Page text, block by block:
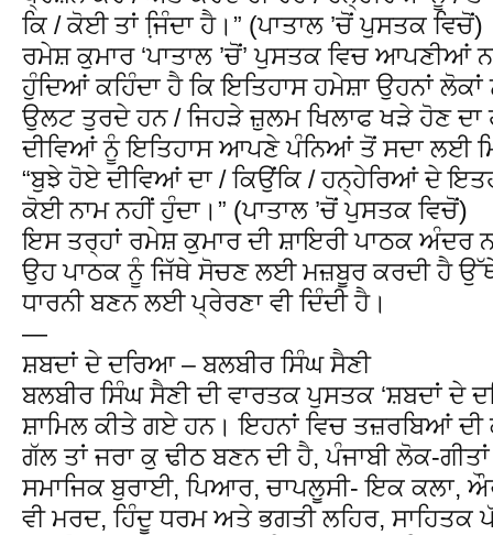
ਕਿ / ਕੋਈ ਤਾਂ ਜਿ਼ੰਦਾ ਹੈ।” (ਪਾਤਾਲ ’ਚੋਂ ਪੁਸਤਕ ਵਿਚੋਂ)
ਰਮੇਸ਼ ਕੁਮਾਰ ‘ਪਾਤਾਲ ’ਚੋਂ’ ਪੁਸਤਕ ਵਿਚ ਆਪਣੀਆਂ
ਹੁੰਦਿਆਂ ਕਹਿੰਦਾ ਹੈ ਕਿ ਇਤਿਹਾਸ ਹਮੇਸ਼ਾ ਉਹਨਾਂ
ਉਲਟ ਤੁਰਦੇ ਹਨ / ਜਿਹੜੇ ਜ਼ੁਲਮ ਖਿਲਾਫ ਖੜੇ ਹੋਣ
ਦੀਵਿਆਂ ਨੂੰ ਇਤਿਹਾਸ ਆਪਣੇ ਪੰਨਿਆਂ ਤੋਂ ਸਦਾ ਲਈ
“ਬੁਝੇ ਹੋਏ ਦੀਵਿਆਂ ਦਾ / ਕਿਉਂਕਿ / ਹਨ੍ਹੇਰਿਆਂ ਦੇ
ਕੋਈ ਨਾਮ ਨਹੀਂ ਹੁੰਦਾ।” (ਪਾਤਾਲ ’ਚੋਂ ਪੁਸਤਕ ਵਿਚੋਂ)
ਇਸ ਤਰ੍ਹਾਂ ਰਮੇਸ਼ ਕੁਮਾਰ ਦੀ ਸ਼ਾਇਰੀ ਪਾਠਕ ਅੰਦਰ
ਉਹ ਪਾਠਕ ਨੂੰ ਜਿੱਥੇ ਸੋਚਣ ਲਈ ਮਜ਼ਬੂਰ ਕਰਦੀ ਹੈ
ਧਾਰਨੀ ਬਣਨ ਲਈ ਪ੍ਰੇਰਣਾ ਵੀ ਦਿੰਦੀ ਹੈ।
—
ਸ਼ਬਦਾਂ ਦੇ ਦਰਿਆ – ਬਲਬੀਰ ਸਿੰਘ ਸੈਣੀ
ਬਲਬੀਰ ਸਿੰਘ ਸੈਣੀ ਦੀ ਵਾਰਤਕ ਪੁਸਤਕ ‘ਸ਼ਬਦਾਂ ਦੇ
ਸ਼ਾਮਿਲ ਕੀਤੇ ਗਏ ਹਨ। ਇਹਨਾਂ ਵਿਚ ਤਜ਼ਰਬਿਆਂ ਦੀ
ਗੱਲ ਤਾਂ ਜਰਾ ਕੁ ਢੀਠ ਬਣਨ ਦੀ ਹੈ, ਪੰਜਾਬੀ ਲੋਕ-
ਸਮਾਜਿਕ ਬੁਰਾਈ, ਪਿਆਰ, ਚਾਪਲੂਸੀ- ਇਕ ਕਲਾ,
ਵੀ ਮਰਦ, ਹਿੰਦੂ ਧਰਮ ਅਤੇ ਭਗਤੀ ਲਹਿਰ, ਸਾਹਿਤਕ